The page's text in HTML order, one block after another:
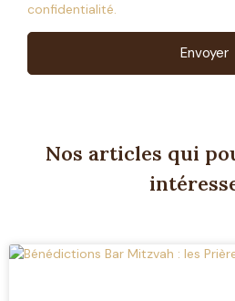
confidentialité.
Envoyer
Nos articles qui